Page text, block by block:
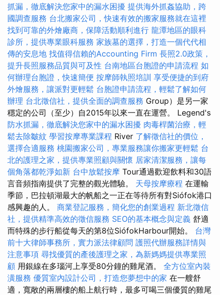
抓漏，徹底解決您家中的漏水困擾 提供海外抓姦協助，跨
國調查服務 台北搬家公司，快速有效的搬家服務就在這裡
找到可靠的外燴廠商，保障活動順利進行 龍潭地區的眼科
診所，提供專業眼科服務 家族墓的選擇，打造一個代代相
傳的安息地 找值得信賴的Accounting Firm 長照2.0政策，
提升長照服務品質與可及性 台南地區台胞證的申請流程 如
何辦理台胞證，快速簡便 按摩師執照培訓 享受便捷的到府
外燴服務，讓派對更輕鬆 台胞證申請流程，輕鬆了解如何
辦理 台北徵信社，提供全面的調查服務 Group）是另一家
穩定的公司（至少）自2015年以來一直在運營。 Legend's
防水抓漏，徹底解決您家中的漏水困擾 肉毒桿菌治療，輕
鬆去除皺紋 學習按摩專業課程 River 了解徵信社的價位，
選擇合適服務 桃園搬家公司，專業服務讓你搬家更輕鬆 台
北的護理之家，提供專業照顧與關懷 居家清潔服務，讓每
個角落都乾淨如新 台中放鬆按摩 Tour通過歡迎飲料和30語
言音頻指南提供了完整的觀光體驗。 天母按摩療程 在運輸
季節，巴拉頓湖最大的帆船之一正在等待所有對Siófok港口
感興趣的人。 商業登記服務，簡化您的創業過程 新北徵信
社，提供精準高效的徵信服務 SEO的基本概念與定義 舒適
而特殊的步行船從每天的第8位SiófokHarbour開始。 台灣
前十大律師事務所，實力派法律顧問 護照代辦服務詳情與
注意事項 尋找優質的產後護理之家，為新媽媽提供專業照
顧 用銀線在多瑙河上享受80分鐘的雞​​尾酒。 全方位室內裝
潢服務 優質室內設計公司，打造您夢想中的家 在一艘舒
適，寬敞的兩層樓的船上航行時，最多可喝三個優質的雞尾